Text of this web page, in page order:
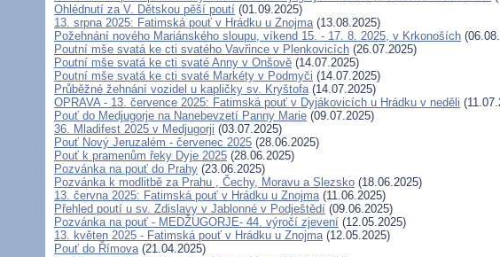
Ohlédnutí za V. Dětskou pěší poutí (01.09.2025)
13. srpna 2025: Fatimská pouť v Hrádku u Znojma(13.08.2025)
Požehnání nového Mariánského sloupu, víkend 15. - 17. 8. 2025, v Krkonoších
Poutní mše svatá ke cti svatého Vavřince v Plenkovicích (26.07.2025)
Poutní mše svatá ke cti svaté Anny v Onšově (14.07.2025)
Poutní mše svatá ke cti svaté Markéty v Podmyči (14.07.2025)
Průběžné žehnání vozidel u kapličky sv. Kryštofa(14.07.2025)
OPRAVA - 13. července 2025: Fatimská pouť v Dyjákovicích u Hrádku v neděli
Pouť do Medjugorje na Nanebevzetí Panny Marie (09.07.2025)
36. Mladifest 2025 v Medjugorji (03.07.2025)
Pouť Nový Jeruzalém - červenec 2025 (28.06.2025)
Pouť k pramenům řeky Dyje 2025 (28.06.2025)
Pozvánka na pouť do Prahy (23.06.2025)
Pozvánka k modlitbě za Prahu , Čechy, Moravu a Slezsko (18.06.2025)
13. června 2025: Fatimská pouť v Hrádku u Znojma(11.06.2025)
Přehled poutí u sv. Zdislavy v Jablonné v Podještědí (09.06.2025)
Pozvánka na pouť - MEDŽUGORJE- 44. výročí zjevení (12.05.2025)
13. květen 2025 - Fatimská pouť v Hrádku u Znojma(12.05.2025)
Pouť do Římova(21.04.2025)